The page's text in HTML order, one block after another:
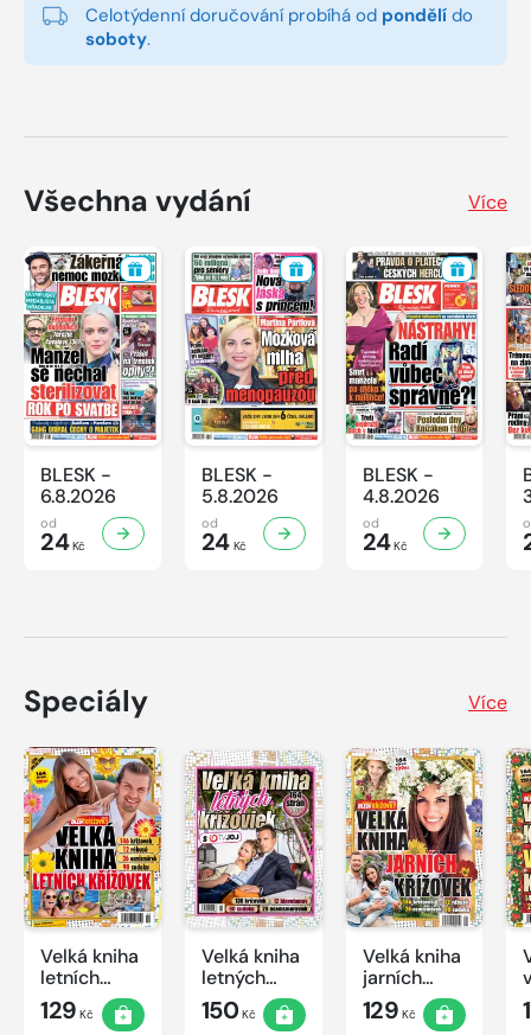
Celotýdenní doručování probíhá od pondělí do
soboty.
Všechna vydání Více
BLESK -
6.8.2026
od
24Kč
BLESK -
5.8.2026
od
24Kč
BLESK -
4.8.2026
od
24Kč
Speciály Více
Velká kniha
letních
křížovek
2026
129 Kč
Velká kniha
letných
krížoviek s
TV JOJ
150Kč
Velká kniha
jarních
křížovek
2026
129 Kč